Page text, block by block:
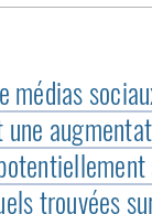
médias
trouvées